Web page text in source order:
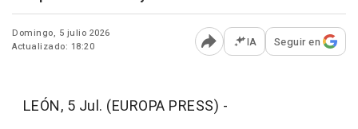
Domingo, 5 julio 2026
Actualizado: 18:20
Abrir opciones para
IA Seguir en
LEÓN, 5 Jul. (EUROPA PRESS) -